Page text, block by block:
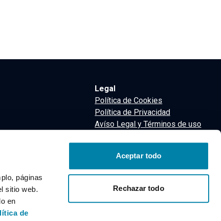
páginas
sitio web.
en
de
Aceptar todo
Rechazar todo
Legal
Política de Cookies
Política de Privacidad
Avíso Legal y Términos de uso